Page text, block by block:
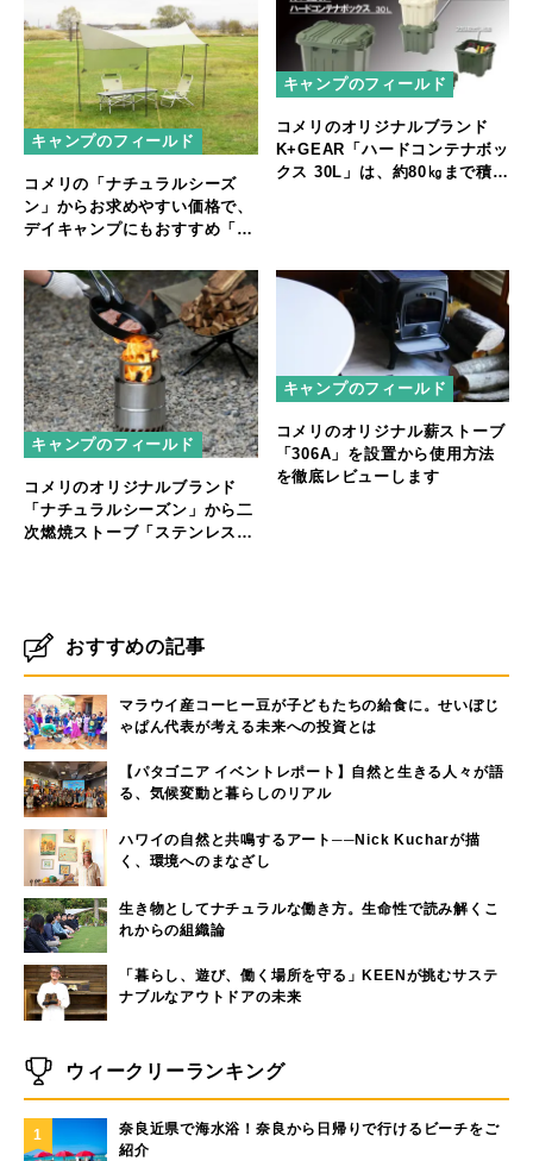
キャンプのフィールド
コメリの「ナチュラルシーズ
ン」からお求めやすい価格で、
デイキャンプにもおすすめ「ヘ
き」デビュー
キャンプのフィールド
コメリのオリジナルブランド
K+GEAR「ハードコンテナボッ
クス 30L」は、約80㎏まで積み
キャンプのフィールド
コメリのオリジナルブランド
「ナチュラルシーズン」から二
次燃焼ストーブ「ステンレス焚
キャンプのフィールド
コメリのオリジナル薪ストーブ
「306A」を設置から使用方法
を徹底レビューします
おすすめの記事
マラウイ産コーヒー豆が子どもたちの給食に。せいぼじ
ゃぱん代表が考える未来への投資とは
【パタゴニア イベントレポート】自然と生きる人々が語
る、気候変動と暮らしのリアル
ハワイの自然と共鳴するアート──Nick Kucharが描
く、環境へのまなざし
生き物としてナチュラルな働き方。生命性で読み解くこ
れからの組織論
「暮らし、遊び、働く場所を守る」KEENが挑むサステ
ナブルなアウトドアの未来
ウィークリーランキング
1
奈良近県で海水浴！奈良から日帰りで行けるビーチをご
紹介